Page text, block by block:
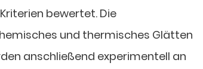
bewertet. Die
und thermisches Glätten
anschließend experimentell an